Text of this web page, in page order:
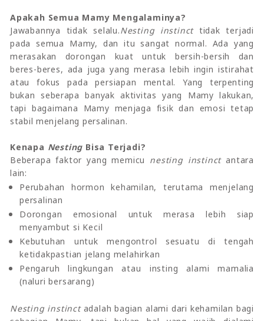
Apakah Semua Mamy Mengalaminya?
Jawabannya tidak selalu.Nesting instincttidak terjadi
pada semua Mamy, dan itu sangat normal. Ada yang
merasakan dorongan kuat untuk bersih-bersih dan
beres-beres, ada juga yang merasa lebih ingin istirahat
atau fokus pada persiapan mental.Yang terpenting
bukan seberapa banyak aktivitas yang Mamy lakukan,
tapi bagaimana Mamy menjaga fisik dan emosi tetap
stabil menjelang persalinan.
Kenapa Nesting Bisa Terjadi?
Beberapa faktor yang memicu nesting instinctantara
lain:
Perubahan hormon kehamilan, terutama menjelang
persalinan
Dorongan emosional untuk merasa lebih siap
menyambut si Kecil
Kebutuhan untuk mengontrol sesuatu di tengah
ketidakpastian jelang melahirkan
Pengaruh lingkungan atau insting alami mamalia
(naluri bersarang)
Nesting instinctadalah bagian alami dari kehamilan bagi